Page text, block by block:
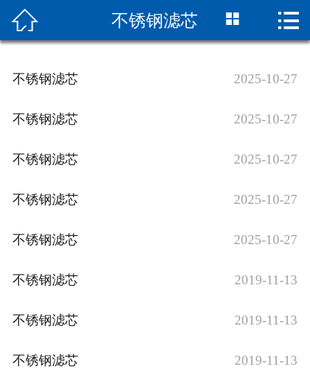
网站首页
天然气滤芯
案例展示
在线留言
 不锈钢滤芯  
不锈钢滤芯 2025-10-27
不锈钢滤芯 2025-10-27
不锈钢滤芯 2025-10-27
不锈钢滤芯 2025-10-27
不锈钢滤芯 2025-10-27
不锈钢滤芯 2019-11-13
不锈钢滤芯 2019-11-13
不锈钢滤芯 2019-11-13